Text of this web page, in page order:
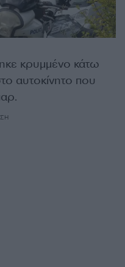
κρυμμένο κάτω
αυτοκίνητο που